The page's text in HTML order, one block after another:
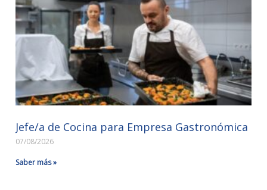
Jefe/a de Cocina para Empresa Gastronómica
07/08/2026
Saber más »